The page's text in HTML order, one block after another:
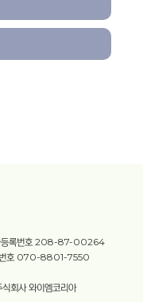
등록번호 208-87-00264
번호 070-8801-7550
회사 와이엠코리아